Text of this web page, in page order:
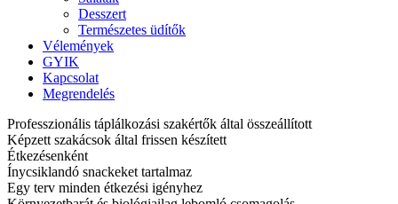
Desszert
Természetes üdítők
Vélemények
GYIK
Kapcsolat
Megrendelés
Professzionális táplálkozási szakértők által összeállított
Képzett szakácsok által frissen készített
Étkezésenként
Ínycsiklandó snackeket tartalmaz
Egy terv minden étkezési igényhez